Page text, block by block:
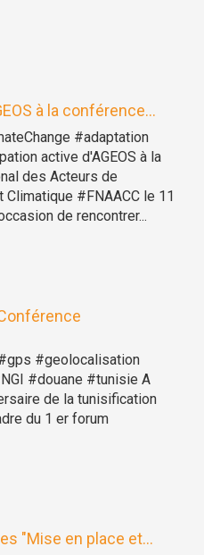
à la conférence...
#adaptation
active d'AGEOS à la
des Acteurs de
Climatique #FNAACC le 11
de rencontrer...
#geolocalisation
#douane #tunisie A
de la tunisification
du 1 er forum
"Mise en place et...